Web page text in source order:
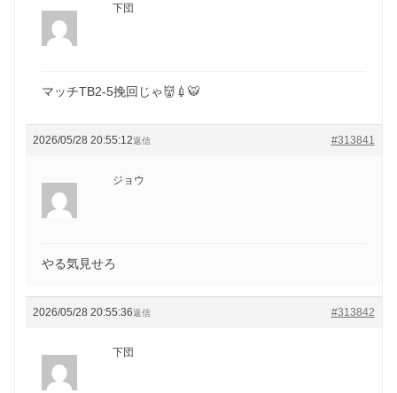
下団
マッチTB2-5挽回じゃ👹💉🐯
2026/05/28 20:55:12 #313841
返信
ジョウ
やる気見せろ
2026/05/28 20:55:36 #313842
返信
下団